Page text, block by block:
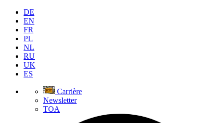
DE
EN
FR
PL
NL
RU
UK
ES
Carrière
Newsletter
TOA